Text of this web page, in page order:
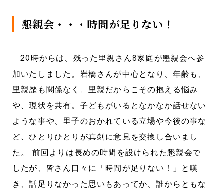
懇親会・・・時間が足りない！
20時からは、残った里親さん8家庭が懇親会へ参
加いたしました。岩橋さんが中心となり、年齢も、
里親歴も関係なく、里親だからこその抱える悩み
や、現状を共有。子どもがいるとなかなか話せない
ような事や、里子のおかれている立場や今後の事な
ど、ひとりひとりが真剣に意見を交換し合いまし
た。 前回よりは長めの時間を設けられた懇親会で
したが、皆さん口々に「時間が足りない！」と嘆
き、話足りなかった思いもあってか、誰からともな